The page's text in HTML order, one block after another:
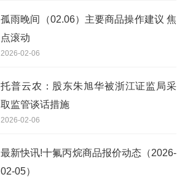
孤雨晚间（02.06）主要商品操作建议 焦
点滚动
2026-02-06
托普云农：股东朱旭华被浙江证监局采
取监管谈话措施
2026-02-06
最新快讯!十氟丙烷商品报价动态（2026-
02-05）